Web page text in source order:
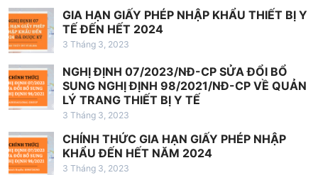
GIA HẠN GIẤY PHÉP NHẬP KHẨU THIẾT BỊ Y
TẾ ĐẾN HẾT 2024
3 Tháng 3, 2023
NGHỊ ĐỊNH 07/2023/NĐ-CP SỬA ĐỔI BỔ
SUNG NGHỊ ĐỊNH 98/2021/NĐ-CP VỀ QUẢN
LÝ TRANG THIẾT BỊ Y TẾ
3 Tháng 3, 2023
CHÍNH THỨC GIA HẠN GIẤY PHÉP NHẬP
KHẨU ĐẾN HẾT NĂM 2024
3 Tháng 3, 2023